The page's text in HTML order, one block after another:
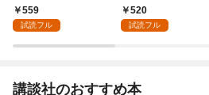
ジャパン×アルト出
版）
559
試読フル
520
試読フル
講談社のおすすめ本